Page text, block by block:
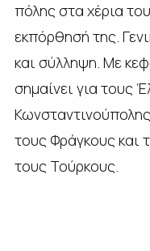
πόλης στα χέρια
εκπόρθησή της.
και σύλληψη. Με
σημαίνει για τους
τους Φράγκους και
τους Τούρκους.